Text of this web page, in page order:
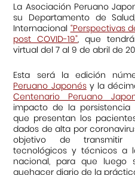
La Asociación Peruano
su Departamento de
Internacional “Perspectivas
post COVID-19”, que
virtual del 7 al 9 de abril de
Esta será la edición
Peruano Japonésy la
Centenario Peruano
impacto de la
que presentan los
dados de alta por
objetivo de transmitir
tecnológicos y técnicos a
nacional, para que luego
quehacer diario de la